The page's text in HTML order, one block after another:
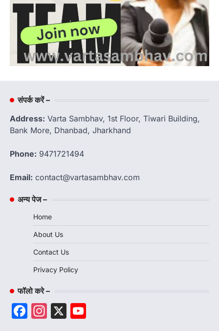
संपर्क करें –
Address: Varta Sambhav, 1st Floor, Tiwari Building,
Bank More, Dhanbad, Jharkhand
Phone: 9471721494
Email: contact@vartasambhav.com
अन्य पेज –
Home
About Us
Contact Us
Privacy Policy
फॉलो करे –
Facebook
Instagram
X